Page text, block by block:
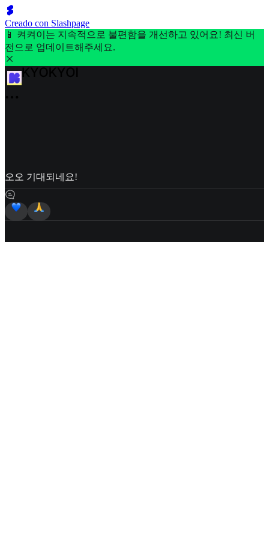
Creado con Slashpage
📱 켜켜이는 지속적으로 불편함을 개선하고 있어요! 최신 버
전으로 업데이트해주세요.
오오 기대되네요!